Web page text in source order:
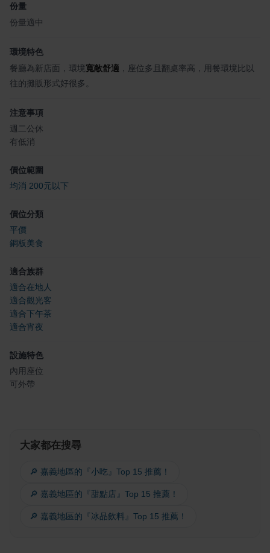
份量
份量適中
環境特色
餐廳為新店面，環境寬敞舒適 ，座位多且翻桌率高，用餐環境比以
往的攤販形式好很多。
注意事項
週二公休
有低消
價位範圍
均消 200元以下
價位分類
平價
銅板美食
適合族群
適合在地人
適合觀光客
適合下午茶
適合宵夜
設施特色
內用座位
可外帶
大家都在搜尋
🔎 嘉義地區的『小吃』Top 15 推薦！
🔎 嘉義地區的『甜點店』Top 15 推薦！
🔎 嘉義地區的『冰品飲料』Top 15 推薦！